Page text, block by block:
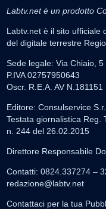
Labtv.net è un prodotto
Labtv.net è il sito ufficiale
del digitale terrestre
Sede legale: Via Chiaio,
P.IVA 02757950643
Oscr. R.E.A. AV N.181151
Editore: Consulservice
Testata giornalistica Reg.
n. 244 del 26.02.2015
Direttore Responsabile
Contatti: 0824.337274 –
redazione@labtv.net
Contattaci per la tua